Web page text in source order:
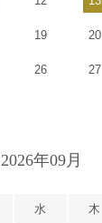
19 20
26 27
2026年09月
水 木